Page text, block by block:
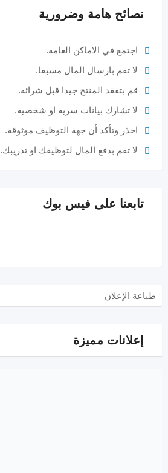
نصائح هامة وضرورية
اجتمع في الاماكن العامه.
لا تقم بارسال المال مسبقا.
قم بتفقد المنتج جيدا قبل شرائه.
لا تشارك بيانات سرية او شخصية.
احذر وتأكد أن جهة التوظيف موثوقة.
لا تقم بدفع المال لتوظيفك او تدريبك.
تابعنا على فيس بوك
طباعة الإعلان
إعلانات مميزة